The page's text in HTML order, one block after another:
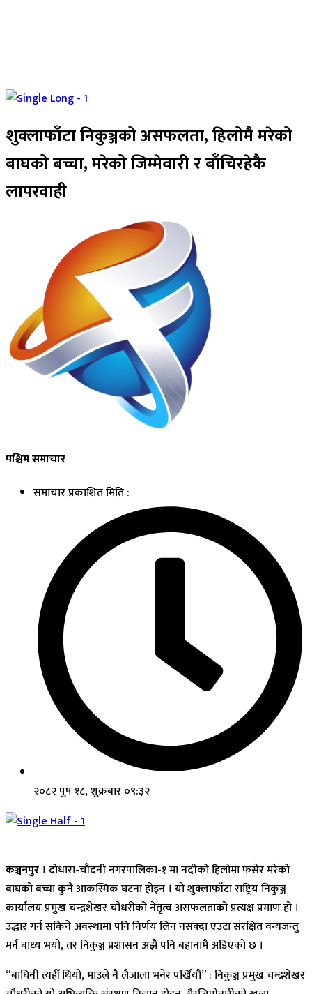
शुक्लाफाँटा निकुञ्जको असफलता, हिलोमै मरेको
बाघको बच्चा, मरेको जिम्मेवारी र बाँचिरहेकै
लापरवाही
पश्चिम समाचार
समाचार प्रकाशित मिति :
२०८२ पुष १८, शुक्रबार ०९:३२
कञ्चनपुर । दोधारा-चाँदनी नगरपालिका-१ मा नदीको हिलोमा फसेर मरेको
बाघको बच्चा कुनै आकस्मिक घटना होइन । यो शुक्लाफाँटा राष्ट्रिय निकुञ्ज
कार्यालय प्रमुख चन्द्रशेखर चौधरीको नेतृत्व असफलताको प्रत्यक्ष प्रमाण हो ।
उद्धार गर्न सकिने अवस्थामा पनि निर्णय लिन नसक्दा एउटा संरक्षित वन्यजन्तु
मर्न बाध्य भयो, तर निकुञ्ज प्रशासन अझै पनि बहानामै अडिएको छ ।
“बाघिनी त्यहीँ थियो, माउले नै लैजाला भनेर पर्खियौं” : निकुञ्ज प्रमुख चन्द्रशेखर